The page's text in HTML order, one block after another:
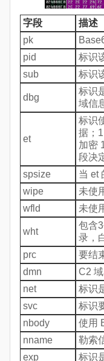
字段
描述
pk
pid
标识
sub
标识
dbg
标识
域信
et
标识
据；
加密
段决
spsize
当 et
wipe
未使
wfld
未使
wht
包含
录，
prc
要结
dmn
C2
net
标识
svc
标识
nbody
使用
nname
勒索
exp
标识